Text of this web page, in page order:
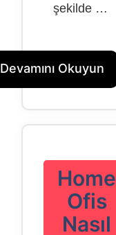
şekilde …
Devamını Okuyun
Home
Ofis
Nasıl